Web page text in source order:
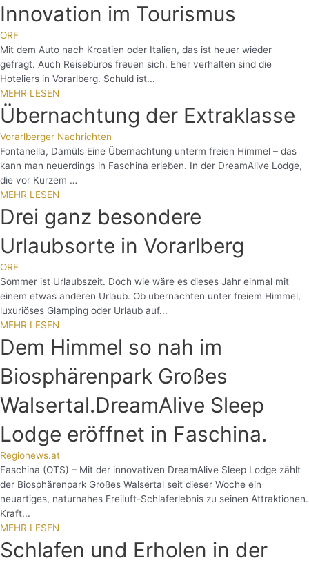
Innovation im Tourismus
ORF
Mit dem Auto nach Kroatien oder Italien, das ist heuer wieder
gefragt. Auch Reisebüros freuen sich. Eher verhalten sind die
Hoteliers in Vorarlberg. Schuld ist...
MEHR LESEN
Übernachtung der Extraklasse
Vorarlberger Nachrichten
Fontanella, Damüls Eine Übernachtung unterm freien Himmel – das
kann man neuerdings in Faschina erleben. In der DreamAlive Lodge,
die vor Kurzem …
MEHR LESEN
Drei ganz besondere
Urlaubsorte in Vorarlberg
ORF
Sommer ist Urlaubszeit. Doch wie wäre es dieses Jahr einmal mit
einem etwas anderen Urlaub. Ob übernachten unter freiem Himmel,
luxuriöses Glamping oder Urlaub auf...
MEHR LESEN
Dem Himmel so nah im
Biosphärenpark Großes
Walsertal.DreamAlive Sleep
Lodge eröffnet in Faschina.
Regionews.at
Faschina (OTS) – Mit der innovativen DreamAlive Sleep Lodge zählt
der Biosphärenpark Großes Walsertal seit dieser Woche ein
neuartiges, naturnahes Freiluft-Schlaferlebnis zu seinen Attraktionen.
Kraft...
MEHR LESEN
Schlafen und Erholen in der